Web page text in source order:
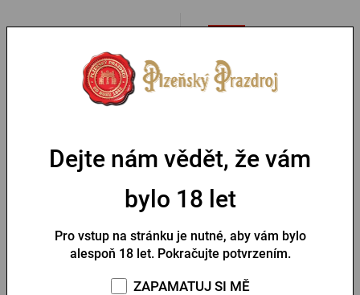
Propiska Radegast zelená
Koupit
399 Kč
299 Kč
Dejte nám vědět, že vám
bylo 18 let
Pro vstup na stránku je nutné, aby vám bylo
alespoň 18 let. Pokračujte potvrzením.
ZAPAMATUJ SI MĚ